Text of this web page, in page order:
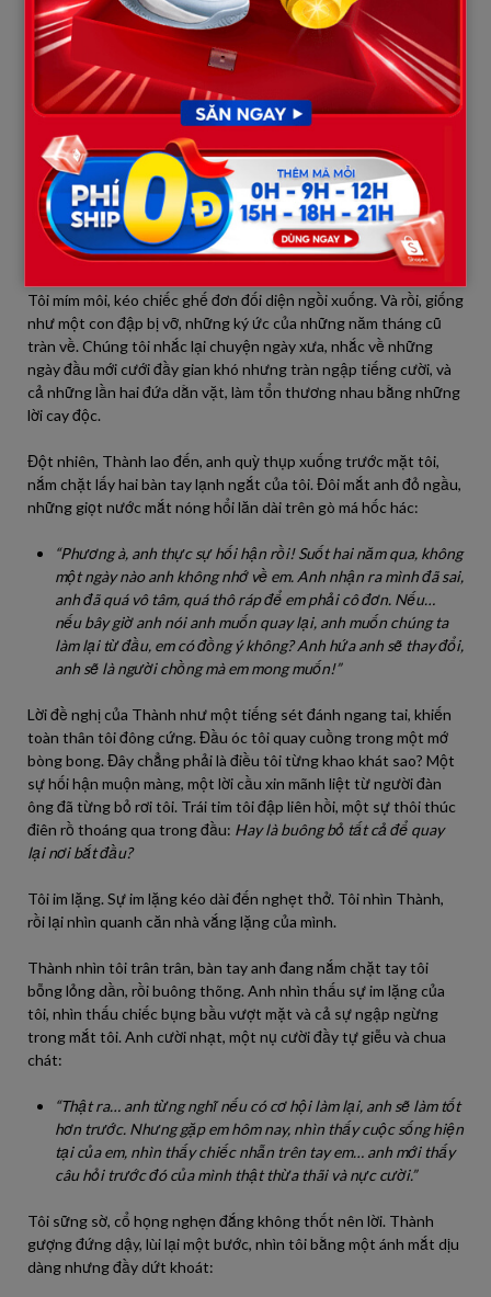
Bước vào căn nhà của tôi và Minh, Thành đứng khựng lại ở cửa,
nhìn quanh một lượt sự tiện nghi, sang trọng của căn hộ rồi mới
rụt rè bước vào. Tôi đưa cho anh một chiếc khăn khô để lau
nước mưa trên tóc. Không khí trong căn phòng khách tĩnh mịch
đến mức có thể nghe thấy tiếng thở của cả hai. Thành ngồi
xuống ghế sofa, ngước mắt nhìn tôi, giọng nói pha lẫn sự khẩn
khoản của một kẻ bấu víu vào chiếc phao cuối cùng:
“Phương… em có thể ngồi xuống đây, nói chuyện với anh một
chút được không? Chỉ một chút thôi…”
Tôi mím môi, kéo chiếc ghế đơn đối diện ngồi xuống. Và rồi, giống
như một con đập bị vỡ, những ký ức của những năm tháng cũ
tràn về. Chúng tôi nhắc lại chuyện ngày xưa, nhắc về những
ngày đầu mới cưới đầy gian khó nhưng tràn ngập tiếng cười, và
cả những lần hai đứa dằn vặt, làm tổn thương nhau bằng những
lời cay độc.
Đột nhiên, Thành lao đến, anh quỳ thụp xuống trước mặt tôi,
nắm chặt lấy hai bàn tay lạnh ngắt của tôi. Đôi mắt anh đỏ ngầu,
những giọt nước mắt nóng hổi lăn dài trên gò má hốc hác:
“Phương à, anh thực sự hối hận rồi! Suốt hai năm qua, không
một ngày nào anh không nhớ về em. Anh nhận ra mình đã sai,
anh đã quá vô tâm, quá thô ráp để em phải cô đơn. Nếu…
nếu bây giờ anh nói anh muốn quay lại, anh muốn chúng ta
làm lại từ đầu, em có đồng ý không? Anh hứa anh sẽ thay đổi,
anh sẽ là người chồng mà em mong muốn!”
Lời đề nghị của Thành như một tiếng sét đánh ngang tai, khiến
toàn thân tôi đông cứng. Đầu óc tôi quay cuồng trong một mớ
bòng bong. Đây chẳng phải là điều tôi từng khao khát sao? Một
sự hối hận muộn màng, một lời cầu xin mãnh liệt từ người đàn
ông đã từng bỏ rơi tôi. Trái tim tôi đập liên hồi, một sự thôi thúc
điên rồ thoáng qua trong đầu: Hay là buông bỏ tất cả để quay
lại nơi bắt đầu?
Tôi im lặng. Sự im lặng kéo dài đến nghẹt thở. Tôi nhìn Thành,
rồi lại nhìn quanh căn nhà vắng lặng của mình.
Thành nhìn tôi trân trân, bàn tay anh đang nắm chặt tay tôi
bỗng lỏng dần, rồi buông thõng. Anh nhìn thấu sự im lặng của
tôi, nhìn thấu chiếc bụng bầu vượt mặt và cả sự ngập ngừng
trong mắt tôi. Anh cười nhạt, một nụ cười đầy tự giễu và chua
chát:
“Thật ra… anh từng nghĩ nếu có cơ hội làm lại, anh sẽ làm tốt
hơn trước. Nhưng gặp em hôm nay, nhìn thấy cuộc sống hiện
tại của em, nhìn thấy chiếc nhẫn trên tay em… anh mới thấy
câu hỏi trước đó của mình thật thừa thãi và nực cười.”
Tôi sững sờ, cổ họng nghẹn đắng không thốt nên lời. Thành
gượng đứng dậy, lùi lại một bước, nhìn tôi bằng một ánh mắt dịu
dàng nhưng đầy dứt khoát: